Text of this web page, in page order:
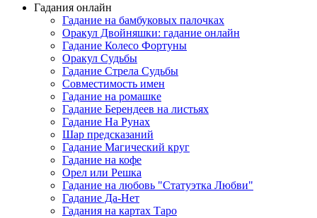
Гадания онлайн
Гадание на бамбуковых палочках
Оракул Двойняшки: гадание онлайн
Гадание Колесо Фортуны
Оракул Судьбы
Гадание Стрела Судьбы
Совместимость имен
Гадание на ромашке
Гадание Берендеев на листьях
Гадание На Рунах
Шар предсказаний
Гадание Магический круг
Гадание на кофе
Орел или Решка
Гадание на любовь "Статуэтка Любви"
Гадание Да-Нет
Гадания на картах Таро